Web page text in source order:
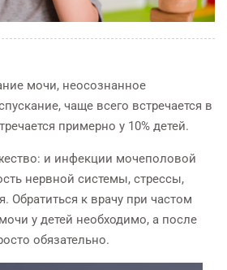
мочи, неосознанное
чаще всего встречается в
примерно у 10% детей.
и инфекции мочеполовой
нервной системы, стрессы,
Обратиться к врачу при частом
у детей необходимо, а после
обязательно.